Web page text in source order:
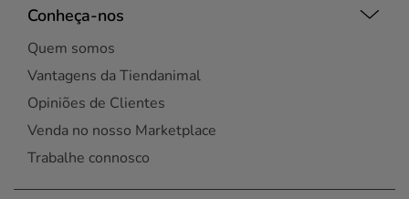
Conheça-nos
Quem somos
Vantagens da Tiendanimal
Opiniões de Clientes
Venda no nosso Marketplace
Trabalhe connosco